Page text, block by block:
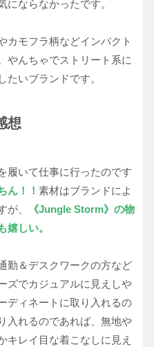
にならなかったです。
カモフラ柄などインパクト
やんちゃでストリート系に
たいブランドです。
想
履いて仕事に行ったのです
ん！！ 素材はブランドによ
が、
《Jungle Storm》の物
嬉しい。
勤＆デスクワークの方など
ズでカジュアルに見えしや
ディネートに取り入れるの
入れるのであれば、無地や
キレイ目な着こなしに見え